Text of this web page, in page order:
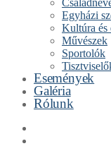
Egyházi
Kultúra és
Művészek
Sportolók
Események
Galéria
Rólunk